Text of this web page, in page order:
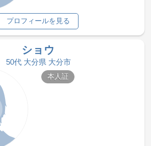
プロフィールを見る
ショウ
50代 大分県 大分市
本人証